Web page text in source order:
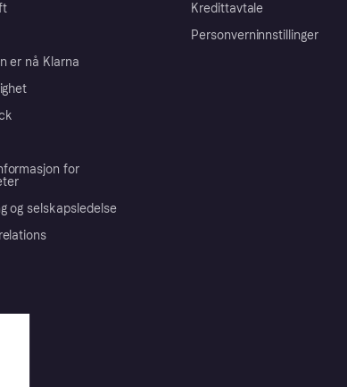
er nå Klarna
for
og selskapsledelse
Kredittavtale
Personverninnstillinger